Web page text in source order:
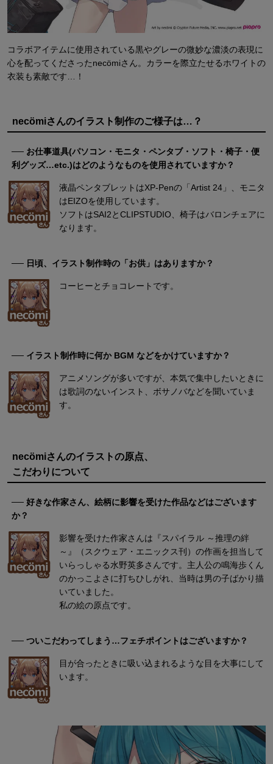
コラボアイテムに使用されている黒やグレーの微妙な濃淡の表現に
心を配ってくださったnecömiさん。カラーを際立たせるホワイトの
衣装も素敵です…！
necömiさんのイラスト制作のご様子は…？
── お仕事道具(パソコン・モニタ・ペンタブ・ソフト・椅子・便
利グッズ…etc.)はどのようなものを使用されていますか？
液晶ペンタブレットはXP-Penの「Artist 24」、モニタ
はEIZOを使用しています。
ソフトはSAI2とCLIPSTUDIO、椅子はバロンチェアに
なります。
── 日頃、イラスト制作時の「お供」はありますか？
コーヒーとチョコレートです。
── イラスト制作時に何か BGM などをかけていますか？
アニメソングが多いですが、本気で集中したいときに
は歌詞のないインスト、ボサノバなどを聞いていま
す。
necömiさんのイラストの原点、
こだわりについて
── 好きな作家さん、絵柄に影響を受けた作品などはございます
か？
影響を受けた作家さんは『スパイラル ～推理の絆
～』（スクウェア・エニックス刊）の作画を担当して
いらっしゃる水野英多さんです。主人公の鳴海歩くん
のかっこよさに打ちひしがれ、当時は男の子ばかり描
いていました。
私の絵の原点です。
── ついこだわってしまう…フェチポイントはございますか？
目が合ったときに吸い込まれるような目を大事にして
います。